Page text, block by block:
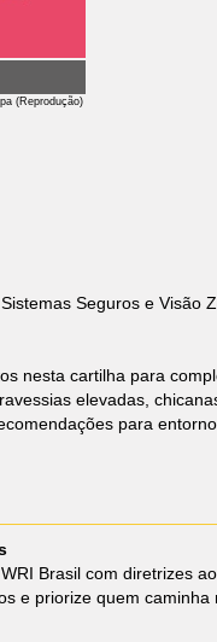
(Reprodução)
Seguros e
nesta cartilha para
elevadas,
para
Brasil com diretrizes
e priorize quem caminha